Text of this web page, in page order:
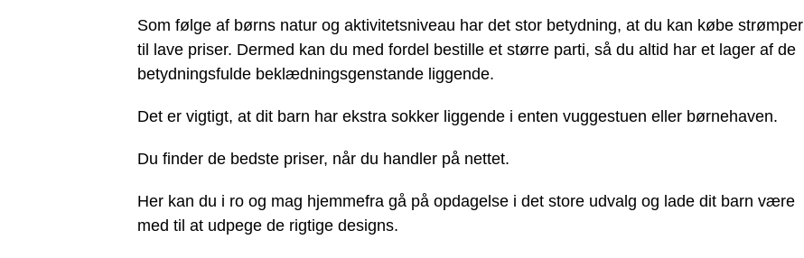
Som følge af børns natur og aktivitetsniveau har det stor betydning, at du kan købe strømper
til lave priser. Dermed kan du med fordel bestille et større parti, så du altid har et lager af de
betydningsfulde beklædningsgenstande liggende.
Det er vigtigt, at dit barn har ekstra sokker liggende i enten vuggestuen eller børnehaven.
Du finder de bedste priser, når du handler på nettet.
Her kan du i ro og mag hjemmefra gå på opdagelse i det store udvalg og lade dit barn være
med til at udpege de rigtige designs.